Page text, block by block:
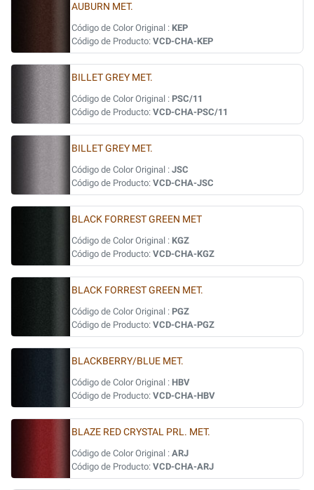
AUBURN MET.
Código de Color Original : KEP
Código de Producto: VCD-CHA-KEP
BILLET GREY MET.
Código de Color Original : PSC/11
Código de Producto: VCD-CHA-PSC/11
BILLET GREY MET.
Código de Color Original : JSC
Código de Producto: VCD-CHA-JSC
BLACK FORREST GREEN MET
Código de Color Original : KGZ
Código de Producto: VCD-CHA-KGZ
BLACK FORREST GREEN MET.
Código de Color Original : PGZ
Código de Producto: VCD-CHA-PGZ
BLACKBERRY/BLUE MET.
Código de Color Original : HBV
Código de Producto: VCD-CHA-HBV
BLAZE RED CRYSTAL PRL. MET.
Código de Color Original : ARJ
Código de Producto: VCD-CHA-ARJ